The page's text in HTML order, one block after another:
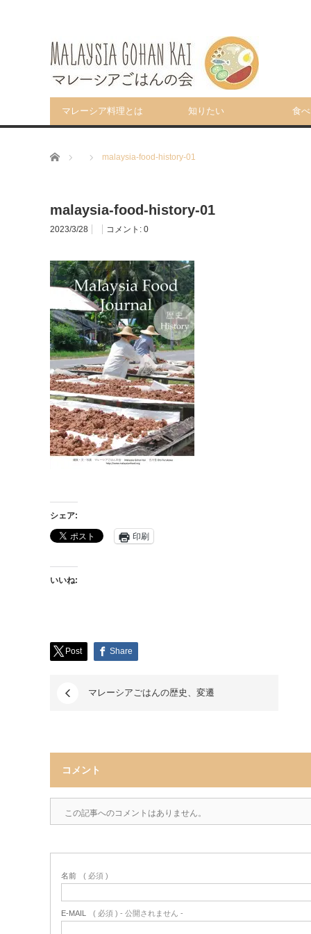
マレーシア料理とは 知りたい 食
ホーム malaysia-food-history-01
malaysia-food-history-01
2023/3/28 コメント: 0
シェア:
印刷
いいね:
Post Share
マレーシアごはんの歴史、変遷
コメント
この記事へのコメントはありません。
名前 ( 必須 )
E-MAIL ( 必須 ) - 公開されません -